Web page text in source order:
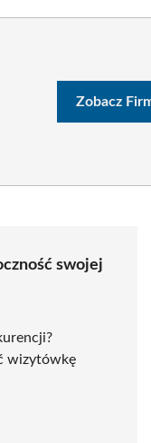
Zobacz
swojej
wizytówkę